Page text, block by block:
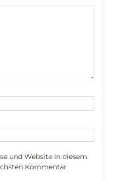
und Website in diesem
Kommentar